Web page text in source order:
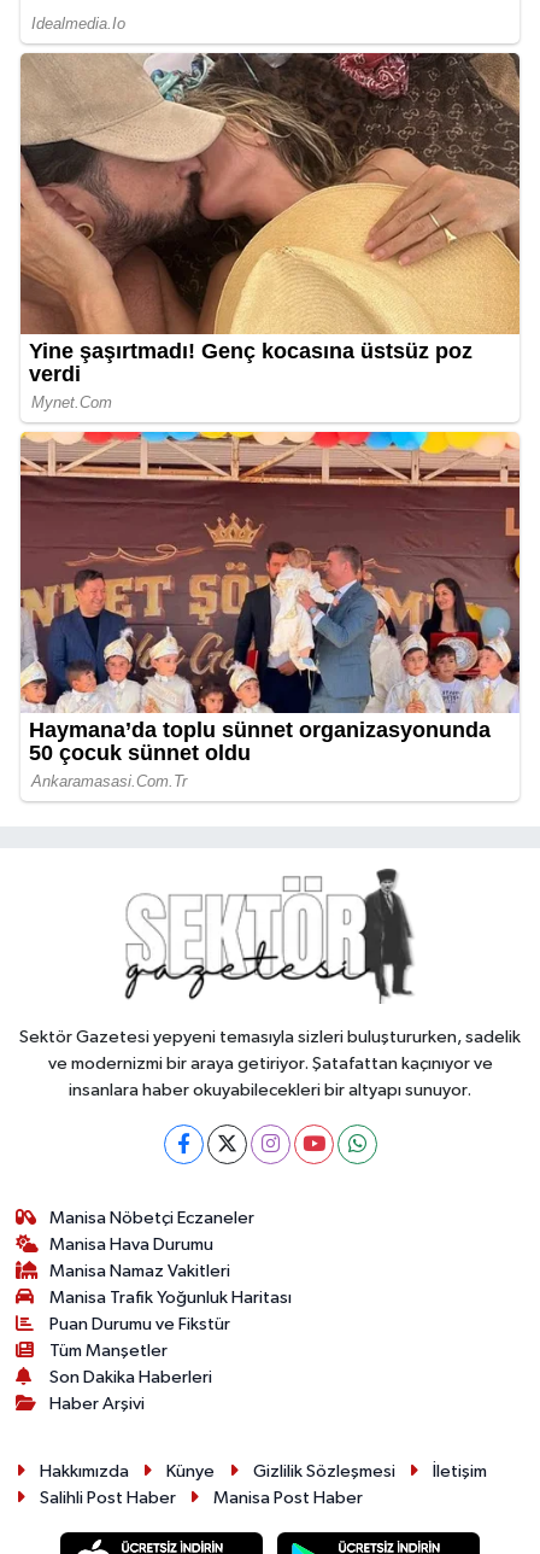
Sektör Gazetesi yepyeni temasıyla sizleri buluştururken, sadelik
ve modernizmi bir araya getiriyor. Şatafattan kaçınıyor ve
insanlara haber okuyabilecekleri bir altyapı sunuyor.
Manisa Nöbetçi Eczaneler
Manisa Hava Durumu
Manisa Namaz Vakitleri
Manisa Trafik Yoğunluk Haritası
Puan Durumu ve Fikstür
Tüm Manşetler
Son Dakika Haberleri
Haber Arşivi
Hakkımızda Künye Gizlilik Sözleşmesi
İletişim
Salihli Post Haber
Manisa Post Haber